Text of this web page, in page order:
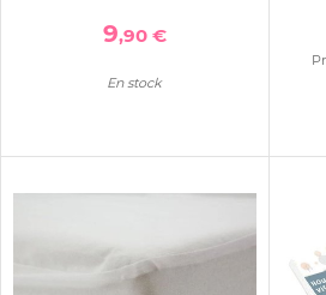
9,90 €
En stock